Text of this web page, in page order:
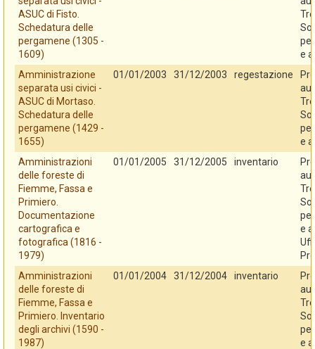
ASUC di Fisto.
Schedatura delle
pergamene (1305 -
1609)
e
Amministrazione
separata usi civici -
ASUC di Mortaso.
Schedatura delle
pergamene (1429 -
1655)
01/01/2003 31/12/2003 regestazione
e
Amministrazioni
delle foreste di
Fiemme, Fassa e
Primiero.
Documentazione
cartografica e
fotografica (1816 -
1979)
01/01/2005 31/12/2005 inventario
e
Amministrazioni
delle foreste di
Fiemme, Fassa e
Primiero. Inventario
degli archivi (1590 -
1987)
01/01/2004 31/12/2004 inventario
e